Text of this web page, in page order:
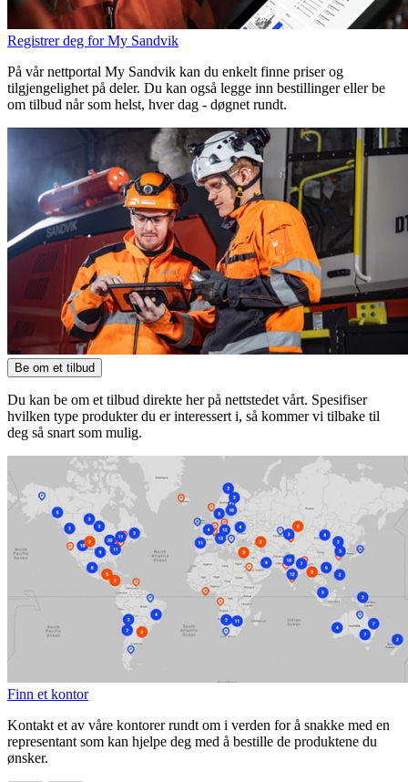
Registrer deg for My Sandvik
På vår nettportal My Sandvik kan du enkelt finne priser og
tilgjengelighet på deler. Du kan også legge inn bestillinger eller be
om tilbud når som helst, hver dag - døgnet rundt.
Be om et tilbud
Du kan be om et tilbud direkte her på nettstedet vårt. Spesifiser
hvilken type produkter du er interessert i, så kommer vi tilbake til
deg så snart som mulig.
Finn et kontor
Kontakt et av våre kontorer rundt om i verden for å snakke med en
representant som kan hjelpe deg med å bestille de produktene du
ønsker.